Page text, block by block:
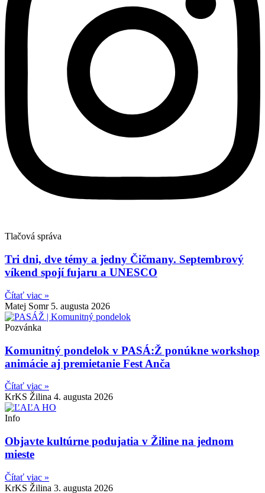
Tlačová správa
Tri dni, dve témy a jedny Čičmany. Septembrový
víkend spojí fujaru a UNESCO
Čítať viac »
Matej Somr 5. augusta 2026
Pozvánka
Komunitný pondelok v PASÁ:Ž ponúkne workshop
animácie aj premietanie Fest Anča
Čítať viac »
KrKS Žilina 4. augusta 2026
Info
Objavte kultúrne podujatia v Žiline na jednom
mieste
Čítať viac »
KrKS Žilina 3. augusta 2026